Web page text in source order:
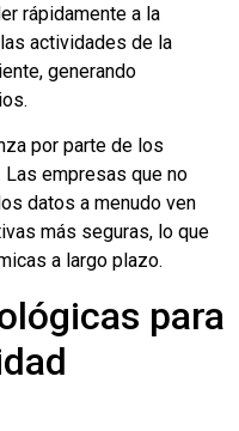
rápidamente a la
actividades de la
generando
por parte de los
empresas que no
datos a menudo ven
más seguras, lo que
a largo plazo.
para